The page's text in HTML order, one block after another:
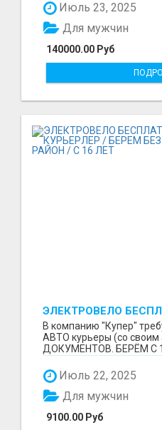
Июль 23, 2025
140000.00 Руб
Для мужчин
ЭЛЕКТРОВЕЛО
ВЕЛО, АВТО
ДОКУМЕНТОВ /
В компанию "Купер"
АВТО курьеры (со
ДОКУМЕНТОВ. БЕРЁМ С
Июль 22, 2025
9100.00 Руб
Для мужчин